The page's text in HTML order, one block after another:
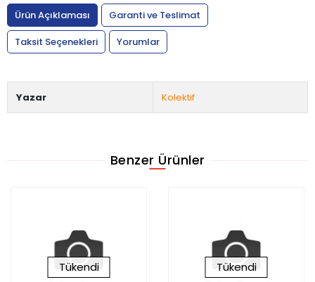
Ürün Açıklaması
Garanti ve Teslimat
Taksit Seçenekleri
Yorumlar
Yazar Kolektif
Benzer Ürünler
Tükendi Tükendi